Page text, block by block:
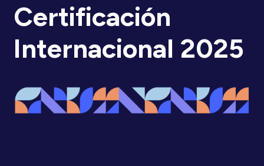
Certificación
Internacional 2025